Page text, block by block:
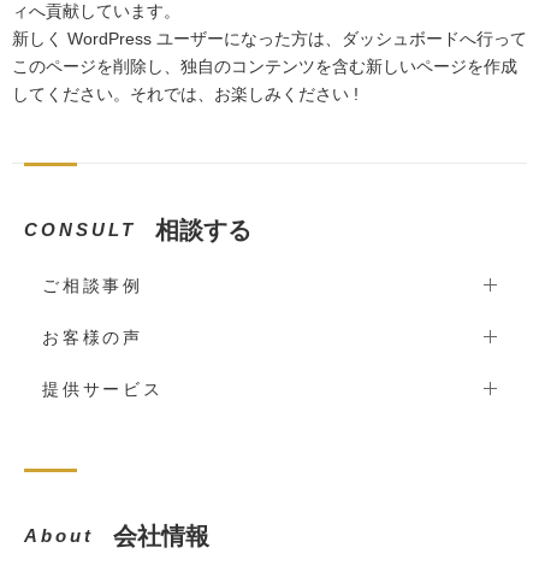
ィへ貢献しています。
新しく WordPress ユーザーになった方は、
ダッシュボードへ行って
このページを削除し、独自のコンテンツを含む新しいページを作成
してください。それでは、お楽しみください !
CONSULT 相談する
ご相談事例
お客様の声
提供サービス
About 会社情報